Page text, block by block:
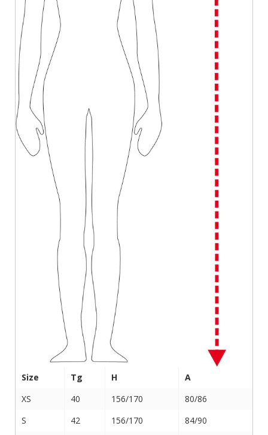
Size Tg H
A
XS
40 156/170
80/86
S
42 156/170
84/90